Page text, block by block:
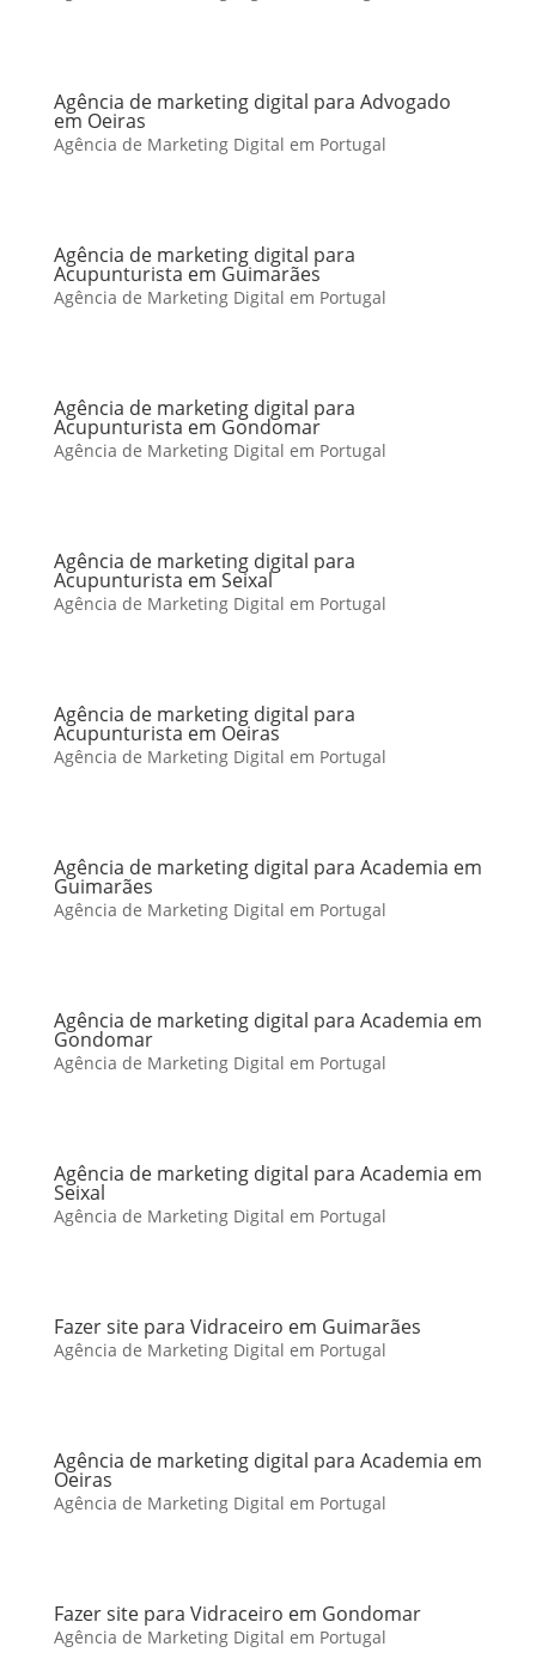
Agência de marketing digital para Advogado
em Oeiras
Agência de Marketing Digital em Portugal
Agência de marketing digital para
Acupunturista em Guimarães
Agência de Marketing Digital em Portugal
Agência de marketing digital para
Acupunturista em Gondomar
Agência de Marketing Digital em Portugal
Agência de marketing digital para
Acupunturista em Seixal
Agência de Marketing Digital em Portugal
Agência de marketing digital para
Acupunturista em Oeiras
Agência de Marketing Digital em Portugal
Agência de marketing digital para Academia em
Guimarães
Agência de Marketing Digital em Portugal
Agência de marketing digital para Academia em
Gondomar
Agência de Marketing Digital em Portugal
Agência de marketing digital para Academia em
Seixal
Agência de Marketing Digital em Portugal
Fazer site para Vidraceiro em Guimarães
Agência de Marketing Digital em Portugal
Agência de marketing digital para Academia em
Oeiras
Agência de Marketing Digital em Portugal
Fazer site para Vidraceiro em Gondomar
Agência de Marketing Digital em Portugal